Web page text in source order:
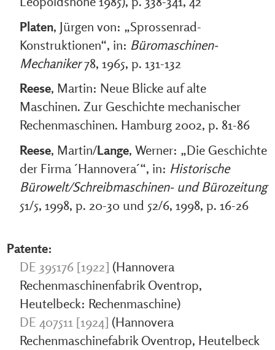
Platen, Jürgen von: „Sprossenrad-
Konstruktionen“, in: Büromaschinen-
Mechaniker78, 1965, p. 131-132
Reese, Martin: Neue Blicke auf alte
Maschinen. Zur Geschichte mechanischer
Rechenmaschinen. Hamburg 2002, p. 81-86
Reese, Martin/Lange, Werner: „Die Geschichte
der Firma ´Hannovera´“, in: Historische
Bürowelt/Schreibmaschinen- und Bürozeitung
51/5, 1998, p. 20-30 und 52/6, 1998, p. 16-26
Patente:
DE 395176 [1922] (Hannovera
Rechenmaschinenfabrik Oventrop,
Heutelbeck: Rechenmaschine)
DE 407511 [1924] (Hannovera
Rechenmaschinefabrik Oventrop, Heutelbeck